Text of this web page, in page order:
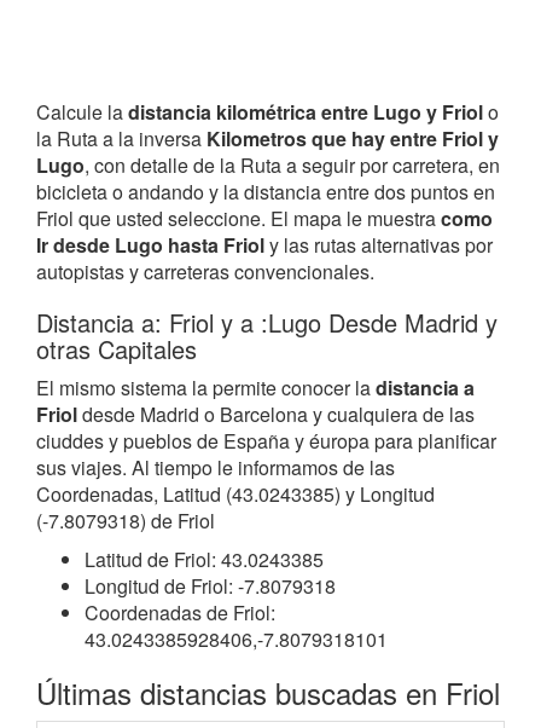
Calcule ladistancia kilométrica entre Lugo y Friolo
la Ruta a la inversa Kilometros que hay entre Friol y
Lugo, con detalle de la Ruta a seguir por carretera, en
bicicleta o andando y la distancia entre dos puntos en
Friol que usted seleccione. El mapa le muestracomo
Ir desde Lugo hasta Frioly las rutas alternativas por
autopistas y carreteras convencionales.
Distancia a: Friol y a :Lugo Desde Madrid y
otras Capitales
El mismo sistema la permite conocer ladistancia a
Frioldesde Madrid o Barcelona y cualquiera de las
ciuddes y pueblos de España y éuropa para planificar
sus viajes. Al tiempo le informamos de las
Coordenadas, Latitud (43.0243385) y Longitud
(-7.8079318) de Friol
Latitud de Friol: 43.0243385
Longitud de Friol: -7.8079318
Coordenadas de Friol:
43.0243385928406,-7.8079318101
Últimas distancias buscadas en Friol